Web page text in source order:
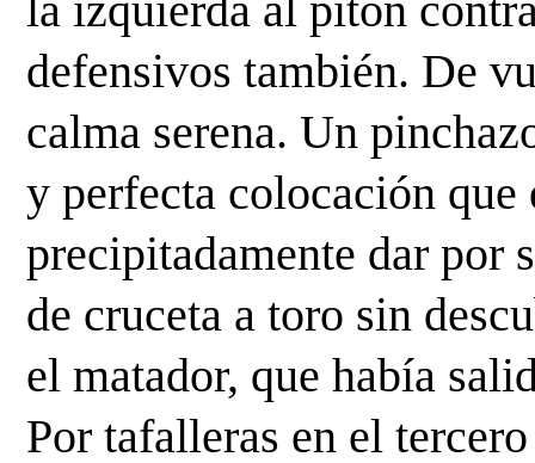
defensivos también. De
calma serena. Un
y perfecta colocación
precipitadamente dar por
de cruceta a toro sin
el matador, que había
Por tafalleras en el